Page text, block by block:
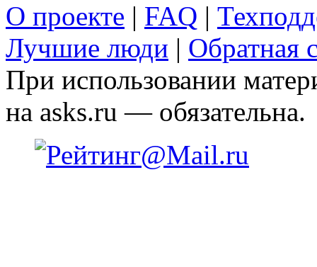
О проекте | FAQ |
Лучшие люди | Обратная
При использовании
на asks.ru — обязательна.